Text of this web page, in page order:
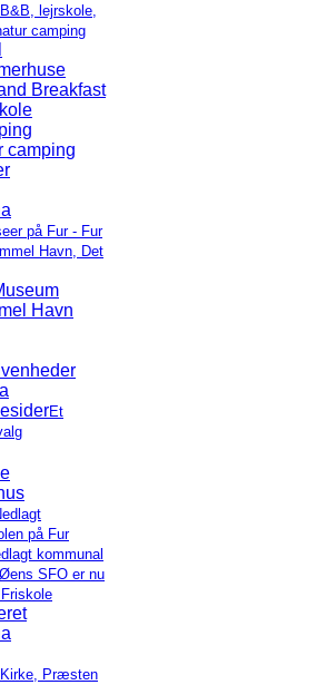
lejrskole,
camping
Breakfast
camping
på Fur - Fur
Havn, Det
Havn
Et
på Fur
kommunal
SFO er nu
Kirke, Præsten